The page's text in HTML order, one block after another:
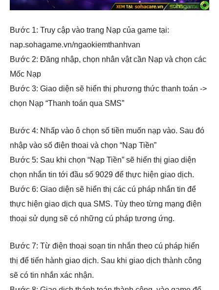
Bước 1: Truy cập vào trang Nạp của game tại:
nap.sohagame.vn/ngaokiemthanhvan
Bước 2: Đăng nhập, chọn nhân vật cần Nạp và chọn các
Mốc Nạp
Bước 3: Giao diện sẽ hiển thị phương thức thanh toán ->
chọn Nạp “Thanh toán qua SMS”
Bước 4: Nhấp vào ô chọn số tiền muốn nạp vào. Sau đó
nhập vào số điện thoai và chọn “Nạp Tiền”
Bước 5: Sau khi chọn “Nạp Tiền” sẽ hiển thị giao diện
chọn nhắn tin tới đầu số 9029 để thực hiện giao dịch.
Bước 6: Giao diện sẽ hiển thị các cú pháp nhắn tin để
thực hiện giao dịch qua SMS. Tùy theo từng mạng điện
thoại sử dụng sẽ có những cú pháp tương ứng.
Bước 7: Từ điện thoại soạn tin nhắn theo cú pháp hiển
thị để tiến hành giao dịch. Sau khi giao dịch thành công
sẽ có tin nhắn xác nhận.